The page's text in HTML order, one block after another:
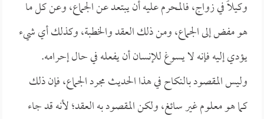
وكيلاً في زواج، فالمحرم عليه أن يبتعد عن الجماع، وعن كل ما
هو مفض إلى الجماع، ومن ذلك العقد والخطبة، وكذلك أي شيء
يؤدي إليه فإنه لا يسوغ للإنسان أن يفعله في حال إحرامه.
وليس المقصود بالنكاح في هذا الحديث مجرد الجماع، فإن ذلك
كما هو معلوم غير سائغ، ولكن المقصود به العقد؛ لأنه قد جاء